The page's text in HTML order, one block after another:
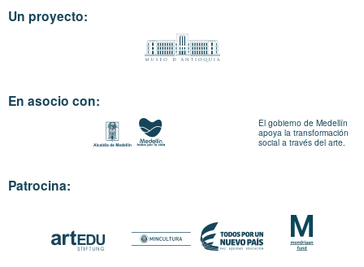
Un proyecto:
En asocio con:
El gobierno de Medellín
apoya la transformación
social a través del arte.
Patrocina: